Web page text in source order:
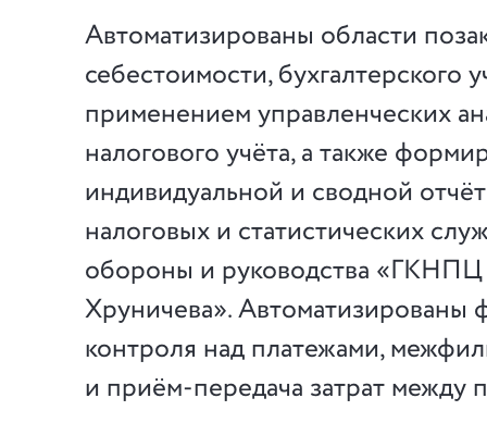
Автоматизированы области
себестоимости, бухгалтерского
применением управленческих
налогового учёта, а также
индивидуальной и сводной
налоговых и статистических
обороны и руководства
Хруничева». Автоматизированы
контроля над платежами,
и приём-передача затрат между